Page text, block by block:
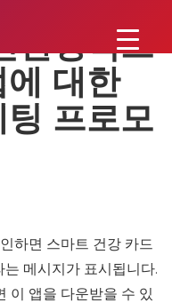
환경적으
대한
프로모
하면 스마트 건강 카드
메시지가 표시됩니다.
이 앱을 다운받을 수 있